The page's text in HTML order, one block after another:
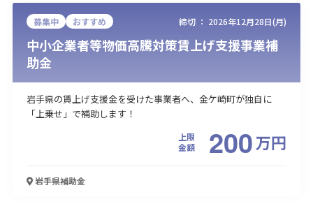
募集中 おすすめ 締切 ： 2026年12月28日(月)
中小企業者等物価高騰対策賃上げ支援事業補
助金
岩手県の賃上げ支援金を受けた事業者へ、金ケ崎町が独自に
「上乗せ」で補助します！
上限
金額
200万円
岩手県補助金